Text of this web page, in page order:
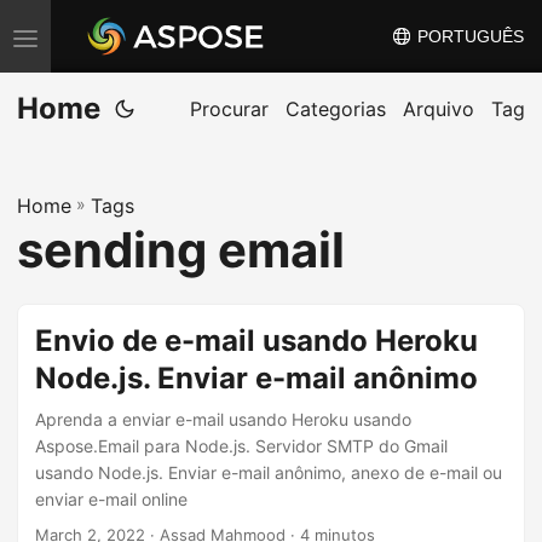
A
l
t
n
a
g
PORTUGUÊS
Home Procurar Categorias Arquivo Tag
Home » Tags
sending email
Envio de e-mail usando Heroku
Node.js. Enviar e-mail anônimo
Aprenda a enviar e-mail usando Heroku usando
Aspose.Email para Node.js. Servidor SMTP do Gmail
usando Node.js. Enviar e-mail anônimo, anexo de e-mail ou
enviar e-mail online
March 2, 2022 · Assad Mahmood · 4 minutos